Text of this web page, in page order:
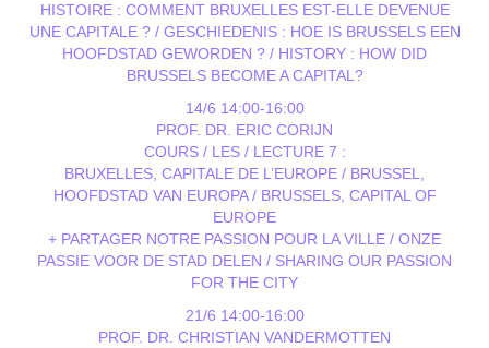
HISTOIRE : COMMENT BRUXELLES EST-ELLE DEVENUE
UNE CAPITALE ? / GESCHIEDENIS : HOE IS BRUSSELS EEN
HOOFDSTAD GEWORDEN ? / HISTORY : HOW DID
BRUSSELS BECOME A CAPITAL?
14/6 14:00-16:00
PROF. DR. ERIC CORIJN
COURS / LES / LECTURE 7 :
BRUXELLES, CAPITALE DE L’EUROPE / BRUSSEL,
HOOFDSTAD VAN EUROPA / BRUSSELS, CAPITAL OF
EUROPE
+ PARTAGER NOTRE PASSION POUR LA VILLE / ONZE
PASSIE VOOR DE STAD DELEN / SHARING OUR PASSION
FOR THE CITY
21/6 14:00-16:00
PROF. DR. CHRISTIAN VANDERMOTTEN